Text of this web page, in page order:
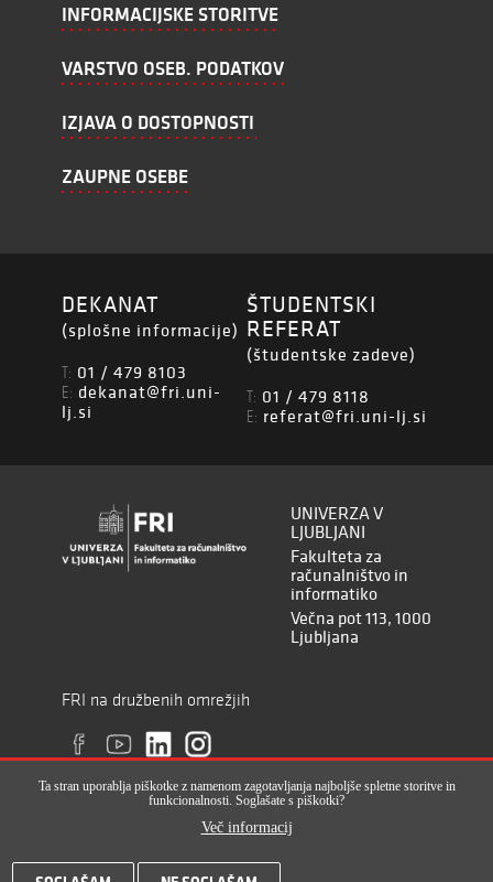
INFORMACIJSKE STORITVE
VARSTVO OSEB. PODATKOV
IZJAVA O DOSTOPNOSTI
ZAUPNE OSEBE
DEKANAT
(splošne informacije)
T: 01 / 479 8103
E: dekanat@fri.uni-
lj.si
ŠTUDENTSKI
REFERAT
(študentske zadeve)
T: 01 / 479 8118
E: referat@fri.uni-lj.si
UNIVERZA V
LJUBLJANI
Fakulteta za
računalništvo in
informatiko
Večna pot 113, 1000
Ljubljana
FRI na družbenih omrežjih
Vse pravice pridržane © Fakulteta za računalništvo in informatiko (ISSN
Ta stran uporablja piškotke z namenom zagotavljanja najboljše spletne storitve in
funkcionalnosti. Soglašate s piškotki?
Več informacij